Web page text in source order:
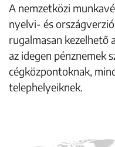
A nemzetközi
nyelvi- és
rugalmasan kezelhető
az idegen pénznemek
cégközpontoknak,
telephelyeiknek.